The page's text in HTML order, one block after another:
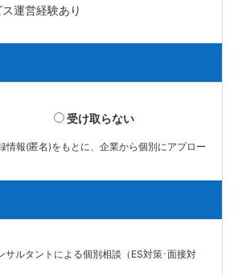
運営経験あり
受け取らない
情報(匿名)をもとに、企業から個別にアプロー
サルタントによる個別相談（ES対策･面接対